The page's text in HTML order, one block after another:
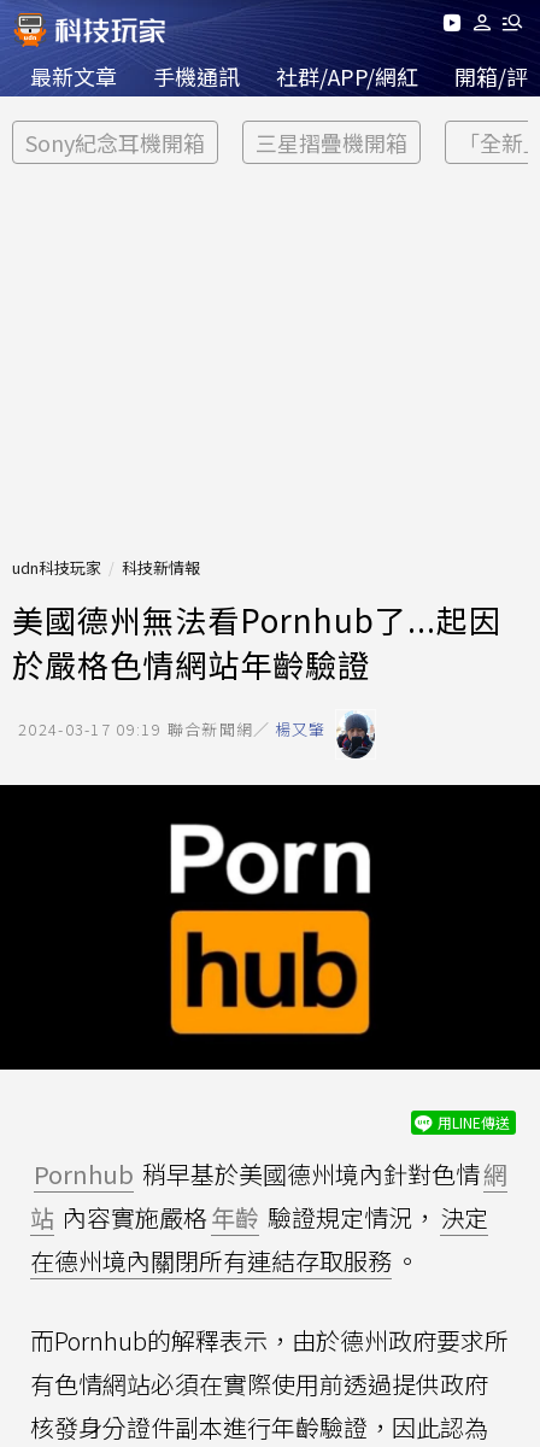
最新文章 手機通訊 社群/APP/網紅 開箱/評
Sony紀念耳機開箱 三星摺疊機開箱 「全新
udn科技玩家 科技新情報
美國德州無法看Pornhub了...起因
於嚴格色情網站年齡驗證
2024-03-17 09:19 聯合新聞網／ 楊又肇
用LINE傳送
Pornhub 稍早基於美國德州境內針對色情網
站 內容實施嚴格年齡 驗證規定情況， 決定
在德州境內關閉所有連結存取服務 。
而Pornhub的解釋表示，由於德州政府要求所
有色情網站必須在實際使用前透過提供政府
核發身分證件副本進行年齡驗證，因此認為